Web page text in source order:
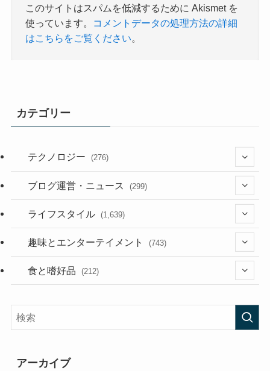
このサイトはスパムを低減するために Akismet を
使っています。
コメントデータの処理方法の詳細
はこちらをご覧ください。
カテゴリー
テクノロジー (276)
(36)
(187)
ブログ運営・ニュース (299)
(118)
(181)
ライフスタイル (1,639)
(394)
(282)
趣味とエンターテイメント (743)
(56)
食と嗜好品 (212)
アーカイブ